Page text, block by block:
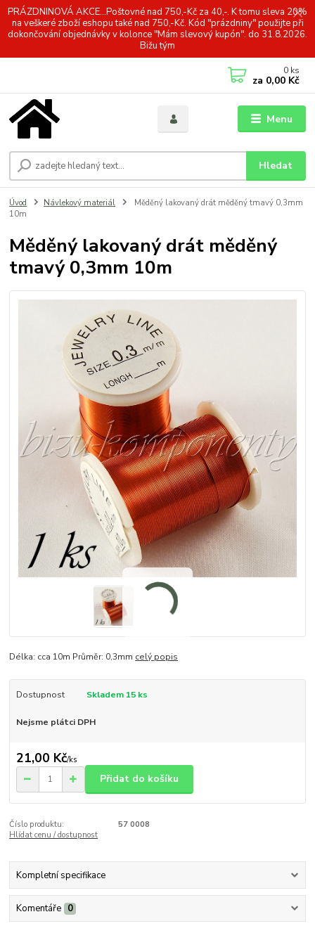
PRÁZDNINOVÁ AKCE...Poštovné nad 750,-Kč za 40,-. K tomu sleva 20%
na veškeré zboží eshopu také nad 750,-Kč. Kód "prázdniny" použijte při
dokončování objednávky v kolonce "Mám slevový kupón". do 31.8.2026.
Bižu tým
Menu
Hledat
0 ks
za 0,00 Kč
Úvod Návlekový materiál
Měděný lakovaný drát měděný tmavý 0,3mm
10m
Měděný lakovaný drát měděný
tmavý 0,3mm 10m
Délka: cca 10m Průměr: 0,3mm celý popis
Dostupnost Skladem 15 ks
Nejsme plátci DPH
21,00 Kč/ks
Přidat do košíku
Číslo produktu:
57 0008
Hlídat cenu / dostupnost
Kompletní specifikace
Komentáře 0